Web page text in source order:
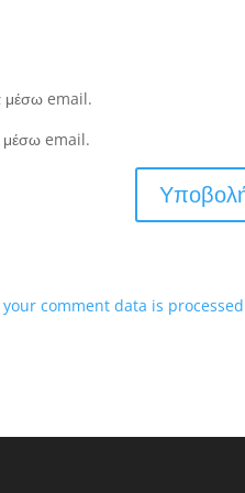
μέσω email.
μέσω email.
comment data is